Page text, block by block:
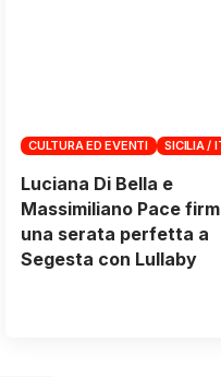
CULTURA ED EVENTI SICILIA /
Luciana Di Bella e
Massimiliano Pace
una serata perfetta a
Segesta con Lullaby